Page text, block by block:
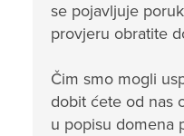
se pojavljuje
provjeru obratite
Čim smo mogli
dobit ćete od nas
u popisu domena